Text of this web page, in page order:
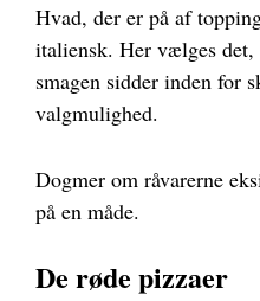
Hvad, der er på af
italiensk. Her vælges det,
smagen sidder inden for
valgmulighed.
Dogmer om råvarerne
på en måde.
De røde pizzaer